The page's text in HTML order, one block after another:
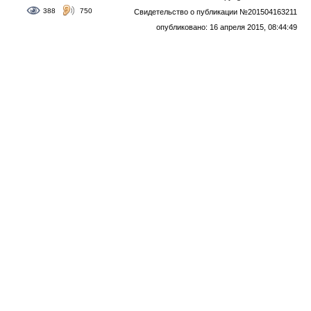
Свидетельство о публикации №201504163211
опубликовано: 16 апреля 2015, 08:44:49
388 750